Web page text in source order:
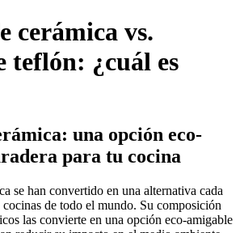
cerámica vs.
teflón: ¿cuál es
una opción eco-
para tu cocina
se han convertido en una alternativa cada
de todo el mundo. Su composición
las convierte en una opción eco-amigable